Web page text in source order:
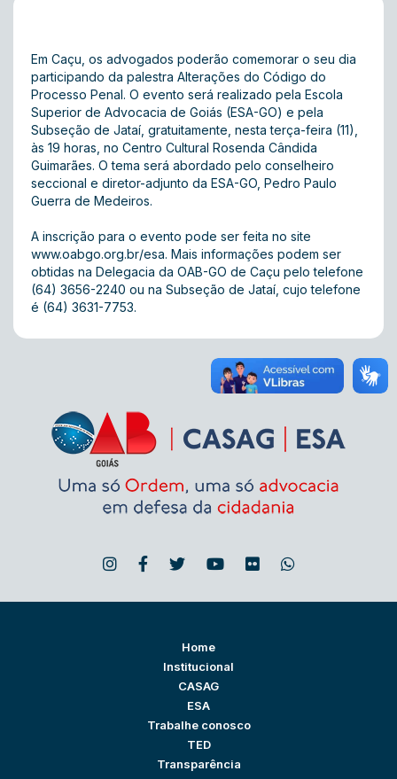
Em Caçu, os advogados poderão comemorar o seu dia
participando da palestra Alterações do Código do
Processo Penal. O evento será realizado pela Escola
Superior de Advocacia de Goiás (ESA-GO) e pela
Subseção de Jataí, gratuitamente, nesta terça-feira (11),
às 19 horas, no Centro Cultural Rosenda Cândida
Guimarães. O tema será abordado pelo conselheiro
seccional e diretor-adjunto da ESA-GO, Pedro Paulo
Guerra de Medeiros.
A inscrição para o evento pode ser feita no site
www.oabgo.org.br/esa. Mais informações podem ser
obtidas na Delegacia da OAB-GO de Caçu pelo telefone
(64) 3656-2240 ou na Subseção de Jataí, cujo telefone
é (64) 3631-7753.
Home
Institucional
CASAG
ESA
Trabalhe conosco
TED
Transparência